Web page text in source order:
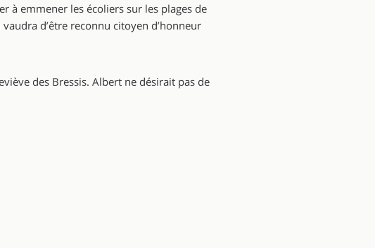
à emmener les écoliers sur les plages de
d’être reconnu citoyen d’honneur
des Bressis. Albert ne désirait pas de